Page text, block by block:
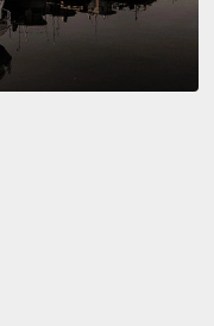
你沒事吧？兄弟，你
Every time I put